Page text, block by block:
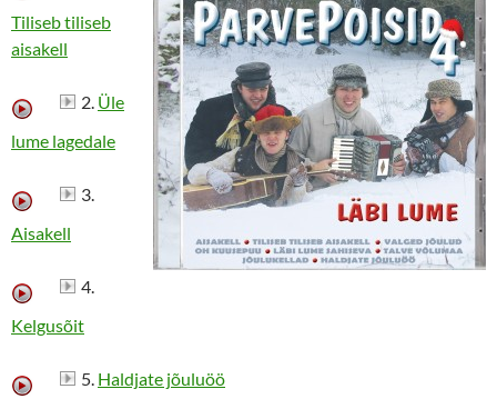
Tiliseb tiliseb
aisakell
2. Üle
lume lagedale
3.
Aisakell
4.
Kelgusõit
5. Haldjate jõuluöö